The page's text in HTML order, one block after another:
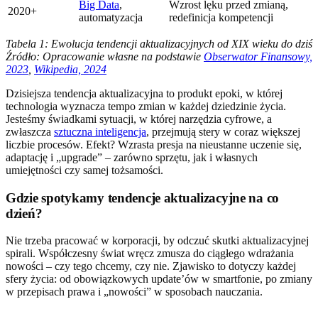
2020+
Big Data,
automatyzacja
Wzrost lęku przed zmianą,
redefinicja kompetencji
Tabela 1: Ewolucja tendencji aktualizacyjnych od XIX wieku do dziś
Źródło: Opracowanie własne na podstawie Obserwator Finansowy,
2023 Wikipedia, 2024
Dzisiejsza tendencja aktualizacyjna to produkt epoki, w której
technologia wyznacza tempo zmian w każdej dziedzinie życia.
Jesteśmy świadkami sytuacji, w której narzędzia cyfrowe, a
zwłaszcza sztuczna inteligencja, przejmują stery w coraz większej
liczbie procesów. Efekt? Wzrasta presja na nieustanne uczenie się,
adaptację i „upgrade” – zarówno sprzętu, jak i własnych
umiejętności czy samej tożsamości.
Gdzie spotykamy tendencje aktualizacyjne na co
dzień?
Nie trzeba pracować w korporacji, by odczuć skutki aktualizacyjnej
spirali. Współczesny świat wręcz zmusza do ciągłego wdrażania
nowości – czy tego chcemy, czy nie. Zjawisko to dotyczy każdej
sfery życia: od obowiązkowych update’ów w smartfonie, po zmiany
w przepisach prawa i „nowości” w sposobach nauczania.